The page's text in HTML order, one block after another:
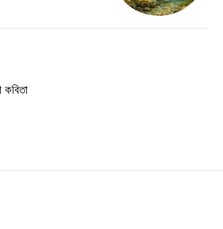
tortor